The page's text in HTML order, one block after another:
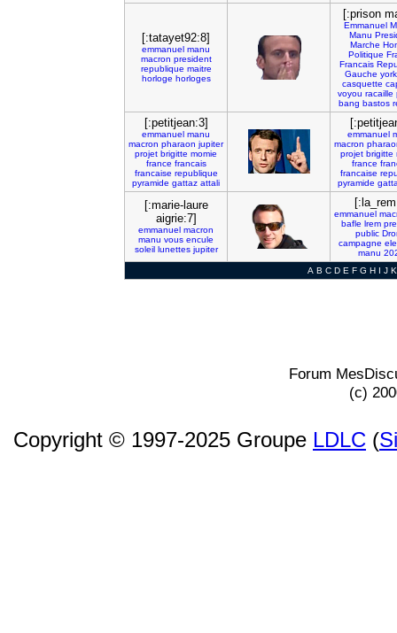
[:tatayet92:8]
emmanuel manu
macron president
republique maitre
horloge horloges
[:prison
Emmanuel
Manu
Marche
Politique
Francais
Gauche york
casquette
voyou racaille
bang bastos
[:petitjean:3]
emmanuel manu
macron pharaon jupiter
projet brigitte momie
france francais
francaise republique
pyramide gattaz attali
emmanuel
macron
projet brigitte
france
francaise
pyramide
[:marie-laure
aigrie:7]
emmanuel macron
manu vous encule
soleil lunettes jupiter
emmanuel
bafle lrem
public
campagne
manu
A B C D E F G H I J K
Forum
(c)
Copyright © 1997-2025 Groupe LDLC (